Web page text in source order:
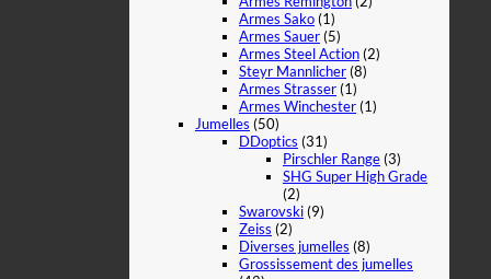
Armes Sako(1)
Armes Sauer(5)
Armes Steel Action(2)
Steyr Mannlicher(8)
Armes Strasser(1)
Armes Winchester(1)
Jumelles (50)
DDoptics (31)
Pirschler Range(3)
SHG Super High Grade
(2)
Swarovski(9)
Zeiss (2)
Diverses jumelles (8)
Grossissement des jumelles